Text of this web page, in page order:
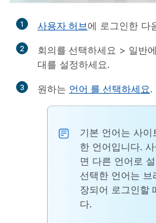
1 사용자 허브 에 로그인한 다
2 회의를 선택하세요 > 일반
대를 설정하세요.
3 원하는 언어 를 선택하세요.
기본 언어는 사이
한 언어입니다.
면 다른 언어로
선택한 언어는 브
장되어 로그인할
다.